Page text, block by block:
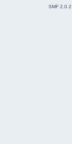
SMF 2.0.2